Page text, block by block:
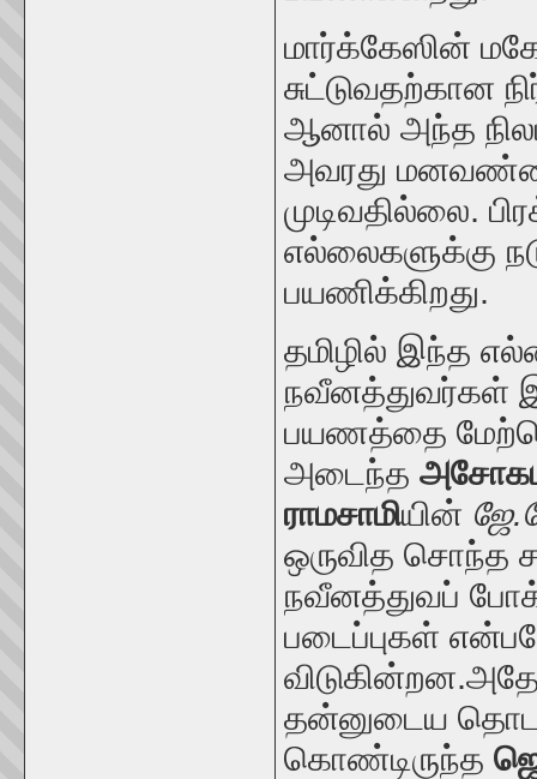
மார்க்கேஸின்
சுட்டுவதற்கான
ஆனால் அந்த
அவரது
முடிவதில்லை.
எல்லைகளுக்கு
பயணிக்கிறது.
தமிழில் இந்த
நவீனத்துவர்கள்
பயணத்தை
அடைந்த
ராமசாமியின் ஜே.
ஒருவித சொந்த
நவீனத்துவப்
படைப்புகள்
தன்னுடைய
கொண்டிருந்த